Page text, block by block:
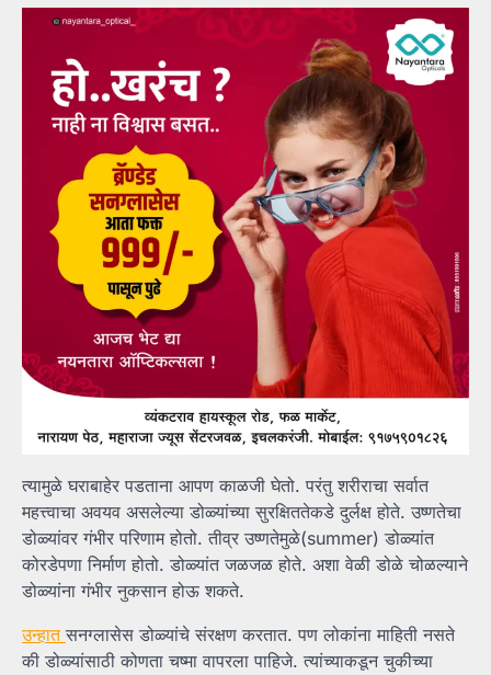
त्यामुळे घराबाहेर पडताना आपण काळजी घेतो. परंतु शरीराचा सर्वात
महत्त्वाचा अवयव असलेल्या डोळ्यांच्या सुरक्षिततेकडे दुर्लक्ष होते. उष्णतेचा
डोळ्यांवर गंभीर परिणाम होतो. तीव्र उष्णतेमुळे(summer) डोळ्यांत
कोरडेपणा निर्माण होतो. डोळ्यांत जळजळ होते. अशा वेळी डोळे चोळल्याने
डोळ्यांना गंभीर नुकसान होऊ शकते.
उन्हात सनग्लासेस डोळ्यांचे संरक्षण करतात. पण लोकांना माहिती नसते
की डोळ्यांसाठी कोणता चष्मा वापरला पाहिजे. त्यांच्याकडून चुकीच्या